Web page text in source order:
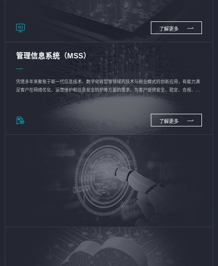
了解更多
管理信息系统（MSS）
凭借多年来聚焦于新一代信息技术、数字化转型等领域的技术与商业模式的创新应用，有能力满
足客户在网络优化、运营维护和信息安全防护等方面的需求，为客户提供安全、稳定、合规、持
了解更多